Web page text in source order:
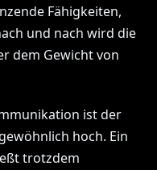
Fähigkeiten,
und nach wird die
dem Gewicht von
ist der
hoch. Ein
trotzdem